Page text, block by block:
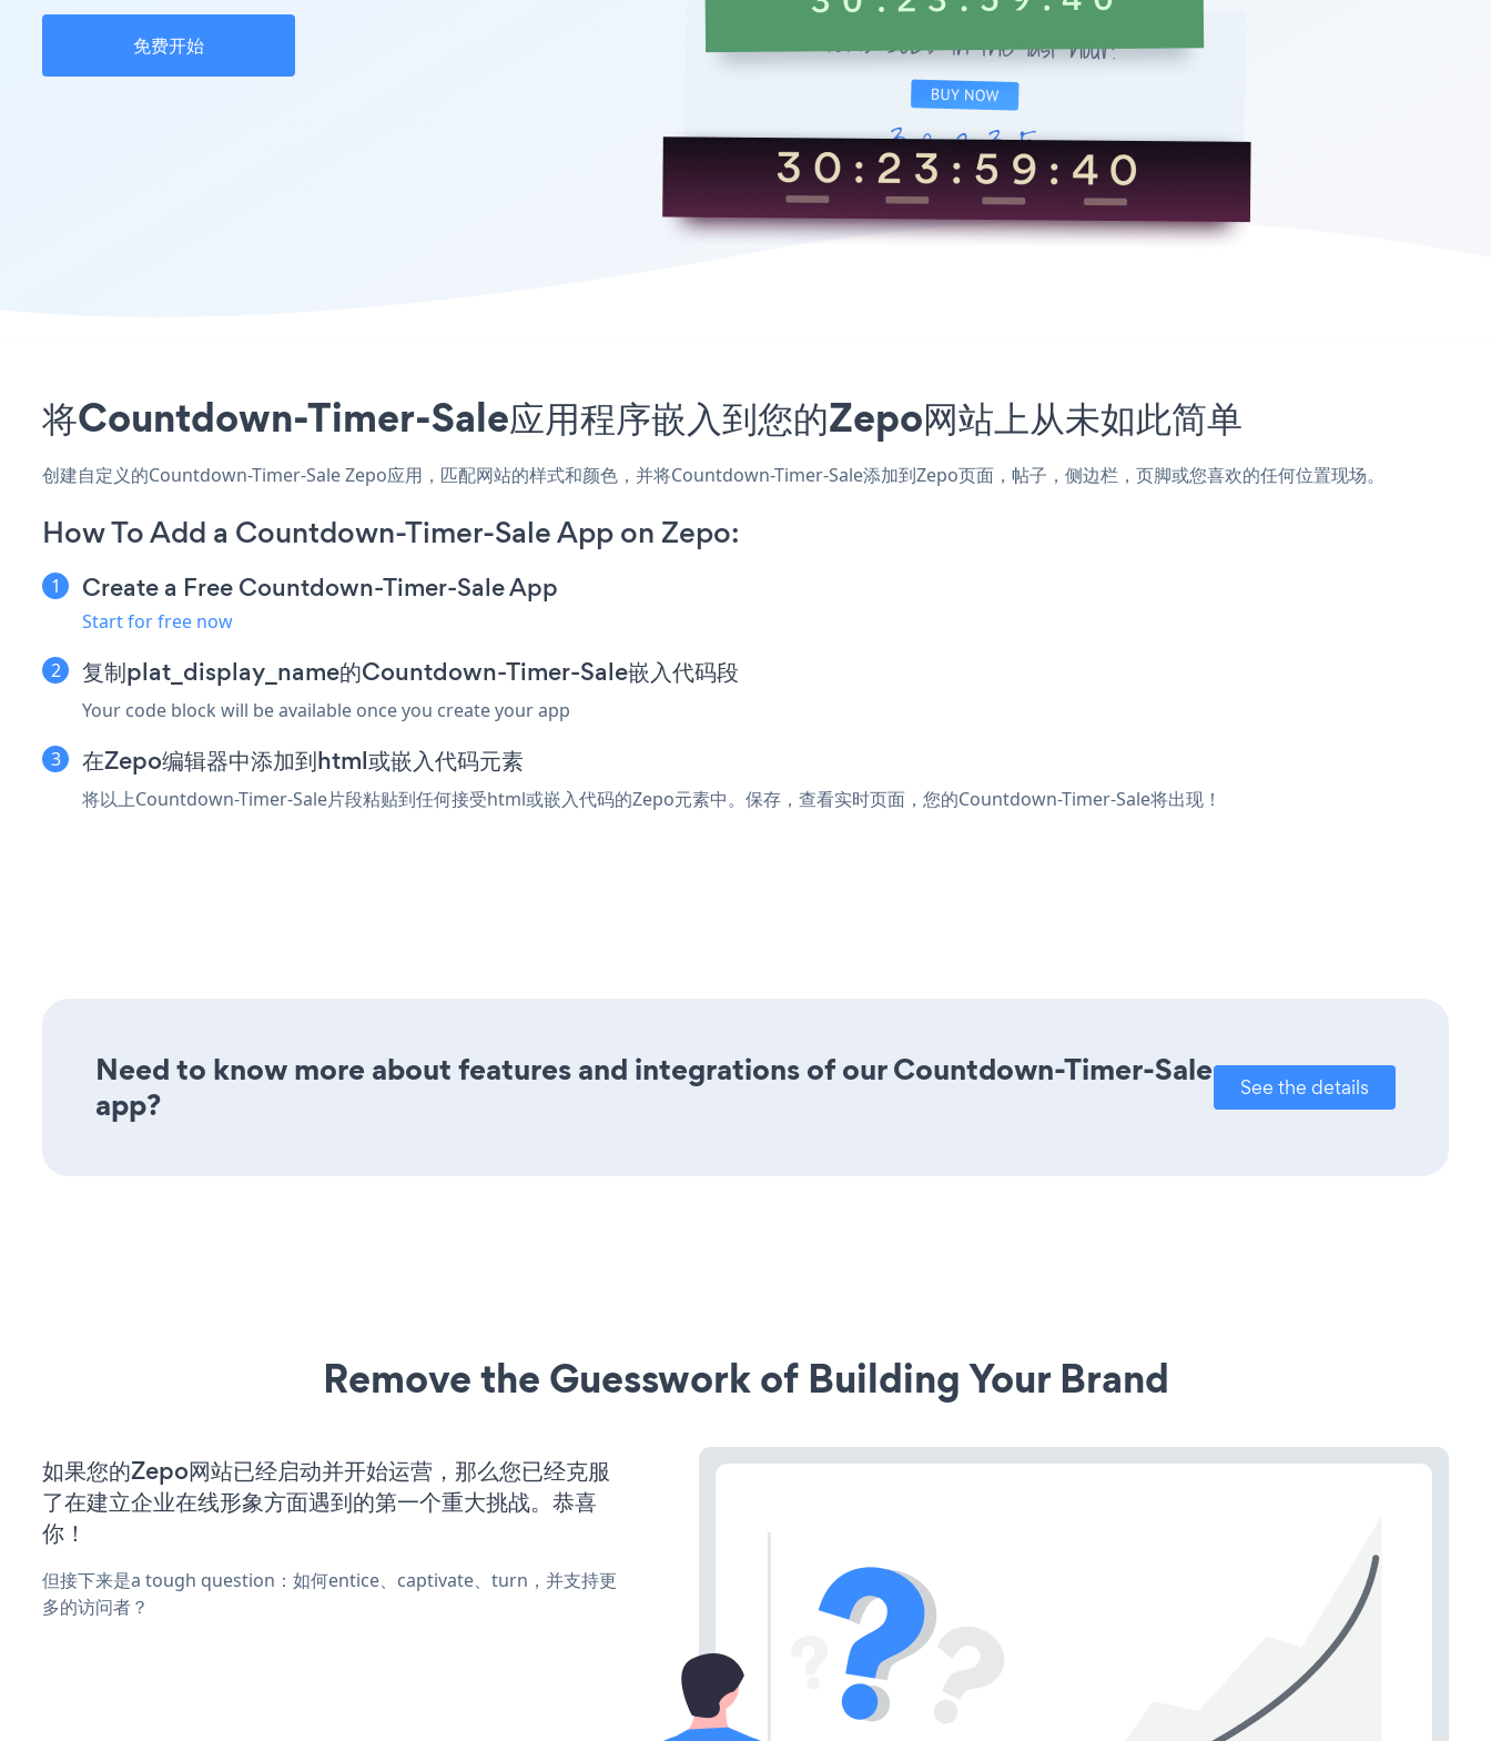
免费开始
将Countdown-Timer-Sale应用程序嵌入到您的Zepo网站上从未如此简单
创建自定义的Countdown-Timer-Sale Zepo应用，匹配网站的样式和颜色，并将Countdown-Timer-Sale添加到Zepo页面，帖子，侧边栏，页脚或您喜欢的任何位置现场。
How To Add a Countdown-Timer-Sale App on Zepo:
Create a Free Countdown-Timer-Sale App
Start for free now
复制plat_display_name的Countdown-Timer-Sale嵌入代码段
Your code block will be available once you create your app
在Zepo编辑器中添加到html或嵌入代码元素
将以上Countdown-Timer-Sale片段粘贴到任何接受html或嵌入代码的Zepo元素中。保存，查看实时页面，您的Countdown-Timer-Sale将出现！
Need to know more about features and integrations of our Countdown-Timer-Sale
app?
See the details
Remove the Guesswork of Building Your Brand
如果您的Zepo网站已经启动并开始运营，那么您已经克服
了在建立企业在线形象方面遇到的第一个重大挑战。恭喜
你！
但接下来是a tough question：如何entice、captivate、turn，并支持更
多的访问者？